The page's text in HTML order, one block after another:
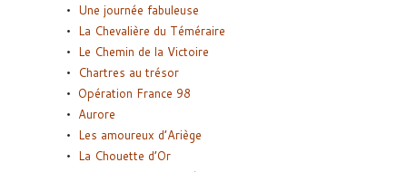
Une journée fabuleuse
La Chevalière du Téméraire
Le Chemin de la Victoire
Chartres au trésor
Opération France 98
Aurore
Les amoureux d’Ariège
La Chouette d’Or